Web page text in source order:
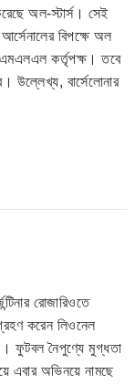
অল-স্টার্স। সেই
বিপক্ষে অল
এমএলএল কর্তৃপক্ষ। তবে
উল্লেখ্য, বার্সেলোনার
রোজারিওতে
করেন লিওনেল
ফুটবল নৈপুণ্যে মুগ্ধতা
এবার অভিনয়ে নামছে